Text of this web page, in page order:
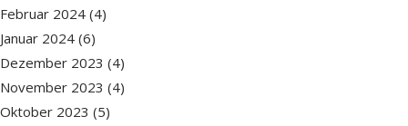
Februar 2024 (4)
Januar 2024 (6)
Dezember 2023 (4)
November 2023 (4)
Oktober 2023 (5)